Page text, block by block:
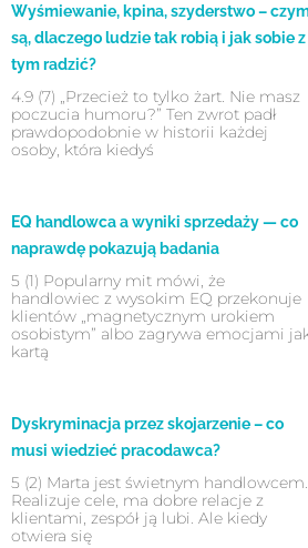
Wyśmiewanie, kpina, szyderstwo –
są, dlaczego ludzie tak robią i jak sobie z
tym radzić?
4.9 (7) „Przecież to tylko żart. Nie masz
poczucia humoru?” Ten zwrot padł
prawdopodobnie w historii każdej
osoby, która kiedyś
EQ handlowca a wyniki sprzedaży — co
naprawdę pokazują badania
5 (1) Popularny mit mówi, że
handlowiec z wysokim EQ przekonuje
klientów „magnetycznym urokiem
osobistym” albo zagrywa emocjami
kartą
Dyskryminacja przez skojarzenie – co
musi wiedzieć pracodawca?
5 (2) Marta jest świetnym handlowcem.
Realizuje cele, ma dobre relacje z
klientami, zespół ją lubi. Ale kiedy
otwiera się